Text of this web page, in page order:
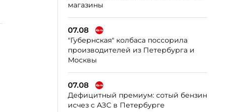
магазины
07.08
"Губернская" колбаса поссорила
производителей из Петербурга и
Москвы
07.08
Дефицитный премиум: сотый бензин
исчез с АЗС в Петербурге